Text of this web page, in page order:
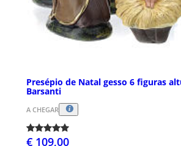
Presépio de Natal gesso 6 figuras
Barsanti
A CHEGAR
€ 109,00